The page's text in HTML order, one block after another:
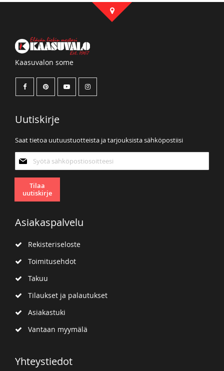
Kaasuvalon some
Uutiskirje
Saat tietoa uutuustuotteista ja tarjouksista sähköpostiisi
uutiskirjeemme:
Tilaa
uutiskirje
Asiakaspalvelu
Rekisteriseloste
Toimitusehdot
Takuu
Tilaukset ja palautukset
Asiakastuki
Vantaan myymälä
Yhteystiedot